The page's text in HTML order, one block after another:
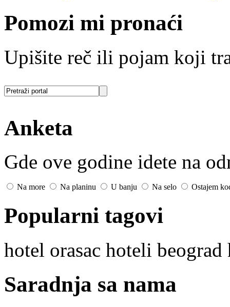
Pomozi mi pronaći
Upišite reč ili pojam koji
Anketa
Gde ove godine idete na
Na more Na planinu U banju Na selo Ostajem
Popularni tagovi
hotel orasac hoteli beograd
Saradnja sa nama